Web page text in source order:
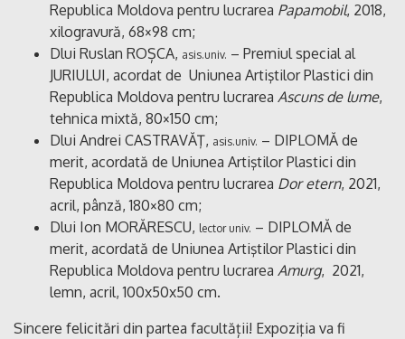
Republica Moldova pentru lucrarea Papamobil, 2018,
xilogravură, 68×98 cm;
Dlui Ruslan ROȘCA, asis.univ. – Premiul special al
JURIULUI, acordat de Uniunea Artiştilor Plastici din
Republica Moldova pentru lucrarea Ascuns de lume,
tehnica mixtă, 80×150 cm;
Dlui Andrei CASTRAVĂŢ, asis.univ. – DIPLOMĂ de
merit, acordată de Uniunea Artiştilor Plastici din
Republica Moldova pentru lucrarea Dor etern, 2021,
acril, pânză, 180×80 cm;
Dlui Ion MORĂRESCU, lector univ. – DIPLOMĂ de
merit, acordată de Uniunea Artiştilor Plastici din
Republica Moldova pentru lucrarea Amurg, 2021,
lemn, acril, 100x50x50 cm.
Sincere felicitări din partea facultății! Expoziţia va fi